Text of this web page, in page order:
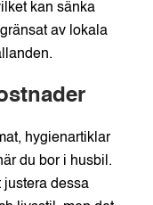
kan sänka
av lokala
hygienartiklar
du bor i husbil.
justera dessa